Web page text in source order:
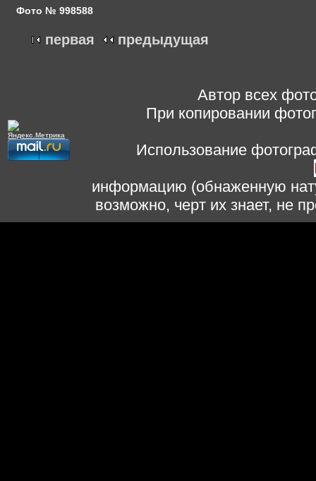
Фото № 998588
первая предыдущая
Автор всех
При копировании
Использование
информацию (обнаженную
возможно, черт их знает, не